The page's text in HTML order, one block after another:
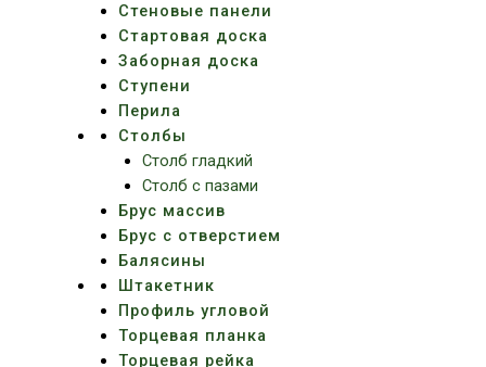
Стеновые панели
Стартовая доска
Заборная доска
Ступени
Перила
Столбы
Столб гладкий
Столб с пазами
Брус массив
Брус с отверстием
Балясины
Штакетник
Профиль угловой
Торцевая планка
Торцевая рейка